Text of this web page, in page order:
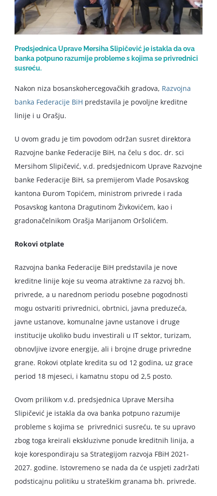
Predsjednica Uprave Mersiha Slipičević je istakla da ova
banka potpuno razumije probleme s kojima se privrednici
susreću.
Nakon niza bosanskohercegovačkih gradova, Razvojna
banka Federacije BiH predstavila je povoljne kreditne
linije i u Orašju.
U ovom gradu je tim povodom održan susret direktora
Razvojne banke Federacije BiH, na čelu s doc. dr. sci
Mersihom Slipičević, v.d. predsjednicom Uprave Razvojne
banke Federacije BiH, sa premijerom Vlade Posavskog
kantona Đurom Topićem, ministrom privrede i rada
Posavskog kantona Dragutinom Živkovićem, kao i
gradonačelnikom Orašja Marijanom Oršolićem.
Rokovi otplate
Razvojna banka Federacije BiH predstavila je nove
kreditne linije koje su veoma atraktivne za razvoj bh.
privrede, a u narednom periodu posebne pogodnosti
mogu ostvariti privrednici, obrtnici, javna preduzeća,
javne ustanove, komunalne javne ustanove i druge
institucije ukoliko budu investirali u IT sektor, turizam,
obnovljive izvore energije, ali i brojne druge privredne
grane. Rokovi otplate kredita su od 12 godina, uz grace
period 18 mjeseci, i kamatnu stopu od 2,5 posto.
Ovom prilikom v.d. predsjednica Uprave Mersiha
Slipičević je istakla da ova banka potpuno razumije
probleme s kojima se privrednici susreću, te su upravo
zbog toga kreirali ekskluzivne ponude kreditnih linija, a
koje korespondiraju sa Strategijom razvoja FBiH 2021-
2027. godine. Istovremeno se nada da će uspjeti zadržati
podsticajnu politiku u strateškim granama bh. privrede.